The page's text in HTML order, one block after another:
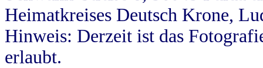
Heimatkreises Deutsch Krone,
Hinweis: Derzeit ist das
erlaubt.